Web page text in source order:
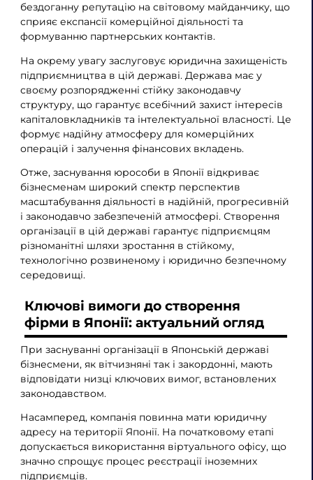
бездоганну репутацію на світовому майданчику, що
сприяє експансії комерційної діяльності та
формуванню партнерських контактів.
На окрему увагу заслуговує юридична захищеність
підприємництва в цій державі. Держава має у
своєму розпорядженні стійку законодавчу
структуру, що гарантує всебічний захист інтересів
капіталовкладників та інтелектуальної власності. Це
формує надійну атмосферу для комерційних
операцій і залучення фінансових вкладень.
Отже, заснування юрособи в Японії відкриває
бізнесменам широкий спектр перспектив
масштабування діяльності в надійній, прогресивній
і законодавчо забезпеченій атмосфері. Створення
організації в цій державі гарантує підприємцям
різноманітні шляхи зростання в стійкому,
технологічно розвиненому і юридично безпечному
середовищі.
Ключові вимоги до створення
фірми в Японії: актуальний огляд
При заснуванні організації в Японській державі
бізнесмени, як вітчизняні так і закордонні, мають
відповідати низці ключових вимог, встановлених
законодавством.
Насамперед, компанія повинна мати юридичну
адресу на території Японії. На початковому етапі
допускається використання віртуального офісу, що
значно спрощує процес реєстрації іноземних
підприємців.